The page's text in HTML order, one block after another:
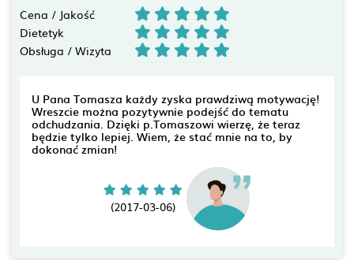
Cena / Jakość
Dietetyk
Obsługa / Wizyta
U Pana Tomasza każdy zyska prawdziwą motywację!
Wreszcie można pozytywnie podejść do tematu
odchudzania. Dzięki p.Tomaszowi wierzę, że teraz
będzie tylko lepiej. Wiem, że stać mnie na to, by
dokonać zmian!
(2017-03-06)